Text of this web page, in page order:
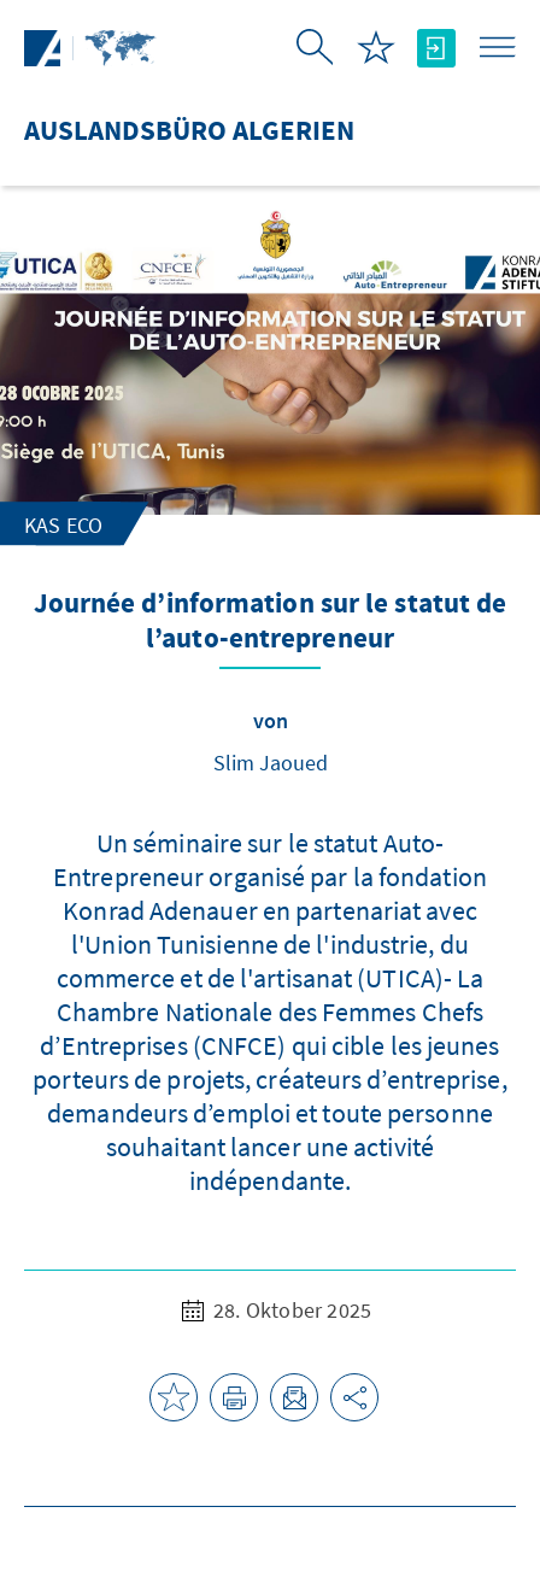
AUSLANDSBÜRO ALGERIEN
KAS ECO
Journée d’information sur le statut de
l’auto-entrepreneur
von
Slim Jaoued
Un séminaire sur le statut Auto-
Entrepreneur organisé par la fondation
Konrad Adenauer en partenariat avec
l'Union Tunisienne de l'industrie, du
commerce et de l'artisanat (UTICA)- La
Chambre Nationale des Femmes Chefs
d’Entreprises (CNFCE) qui cible les jeunes
porteurs de projets, créateurs d’entreprise,
demandeurs d’emploi et toute personne
souhaitant lancer une activité
indépendante.
28. Oktober 2025